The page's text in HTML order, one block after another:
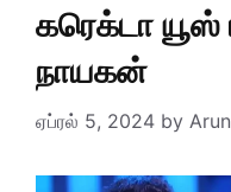
கரெக்டா
நாயகன்
ஏப்ரல் 5, 2024 by Arun